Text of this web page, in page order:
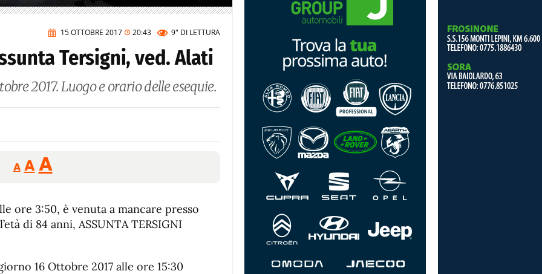
15 OTTOBRE 2017 20:43 9" DI LETTURA
Tersigni, ved. Alati
2017. Luogo e orario delle esequie.
A
Reducir
tamaño
A Restablecer
tamaño
de
fuente
AAumentar
de
ore 3:50, è venuta a mancare presso
di 84 anni, ASSUNTA TERSIGNI
16 Ottobre 2017 alle ore 15:30